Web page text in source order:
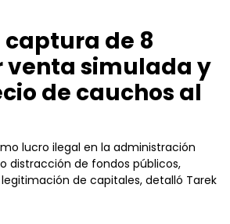
captura de 8
venta simulada y
de cauchos al
lucro ilegal en la administración
distracción de fondos públicos,
de capitales, detalló Tarek